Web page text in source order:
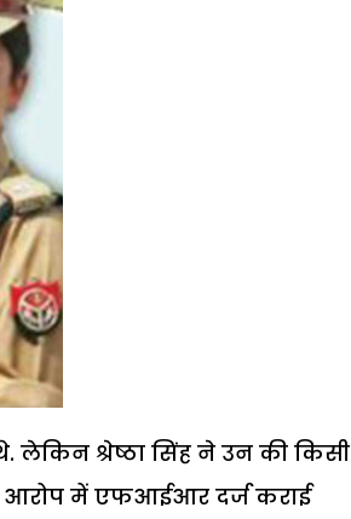
लेकिन श्रेष्ठा सिंह ने उन की किसी
आरोप में एफआईआर दर्ज कराई